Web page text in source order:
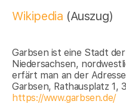
Wikipedia (Auszug)
Garbsen ist eine Stadt
Niedersachsen,
erfärt man an der
Garbsen, Rathausplatz 1,
https://www.garbsen.de/